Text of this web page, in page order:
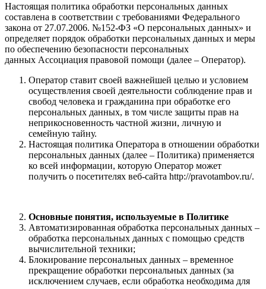
Настоящая политика обработки персональных данных
составлена в соответствии с требованиями Федерального
закона от 27.07.2006. №152-ФЗ «О персональных данных» и
определяет порядок обработки персональных данных и меры
по обеспечению безопасности персональных
данных Ассоциация правовой помощи (далее – Оператор).
Оператор ставит своей важнейшей целью и условием
осуществления своей деятельности соблюдение прав и
свобод человека и гражданина при обработке его
персональных данных, в том числе защиты прав на
неприкосновенность частной жизни, личную и
семейную тайну.
Настоящая политика Оператора в отношении обработки
персональных данных (далее – Политика) применяется
ко всей информации, которую Оператор может
получить о посетителях веб-сайта http://pravotambov.ru/.
Основные понятия, используемые в Политике
Автоматизированная обработка персональных данных –
обработка персональных данных с помощью средств
вычислительной техники;
Блокирование персональных данных – временное
прекращение обработки персональных данных (за
исключением случаев, если обработка необходима для